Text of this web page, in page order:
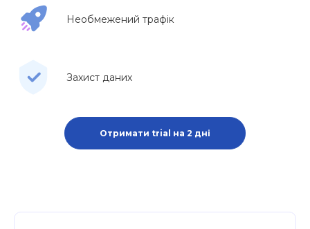
Необмежений трафік
Захист даних
Отримати trial на 2 дні